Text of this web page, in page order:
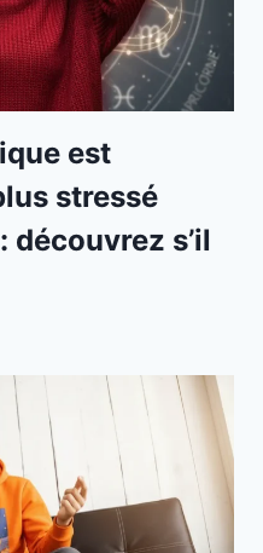
est
stressé
découvrez s’il